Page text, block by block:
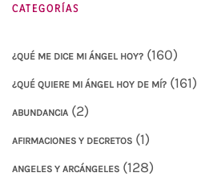
CATEGORÍAS
¿QUÉ ME DICE MI ÁNGEL HOY? (160)
¿QUÉ QUIERE MI ÁNGEL HOY DE MÍ? (161)
ABUNDANCIA (2)
AFIRMACIONES Y DECRETOS (1)
ANGELES Y ARCÁNGELES (128)